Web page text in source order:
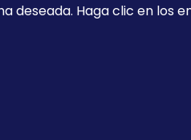
deseada. Haga clic en los